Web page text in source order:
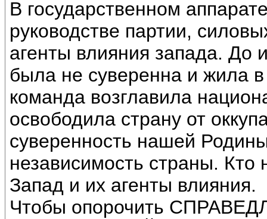
В государственном
руководстве партии,
агенты влияния запада. До
была не суверенна и жила
команда возглавила
освободила страну от
суверенность нашей
независимость страны. Кто
Запад и их агенты влияния.
Чтобы опорочить